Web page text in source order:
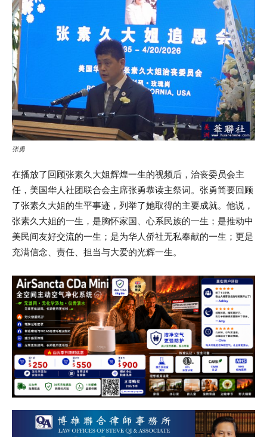
张勇
在播放了回顾张素久大姐辉煌一生的视频后，治丧委员会主
任，美国华人社团联合会主席张勇恭读主祭词。张勇简要回顾
了张素久大姐的生平事迹，列举了她取得的主要成就。他说，
张素久大姐的一生，是胸怀家国、心系民族的一生；是推动中
美民间友好交流的一生；是为华人侨社无私奉献的一生；更是
充满信念、责任、担当与大爱的光辉一生。